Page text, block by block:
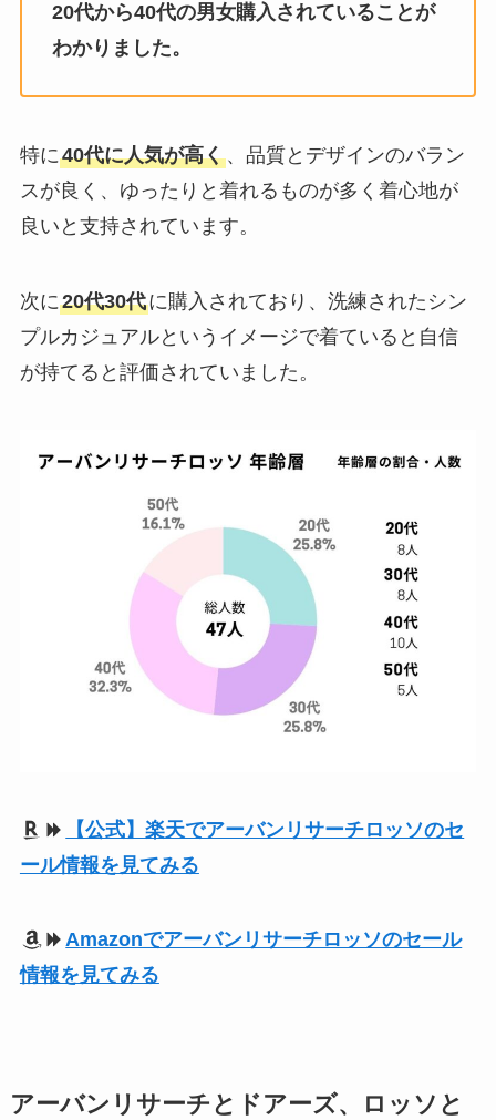
20代から40代の男女購入されていることが
わかりました。
特に40代に人気が高く、品質とデザインのバラン
スが良く、ゆったりと着れるものが多く着心地が
良いと支持されています。
次に20代30代に購入されており、洗練されたシン
プルカジュアルというイメージで着ていると自信
が持てると評価されていました。
【公式】楽天でアーバンリサーチロッソのセ
ール情報を見てみる
Amazonでアーバンリサーチロッソのセール
情報を見てみる
アーバンリサーチとドアーズ、ロッソと